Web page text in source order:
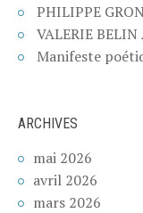
PHILIPPE
VALERIE
Manifeste
ARCHIVES
mai 2026
avril 2026
mars 2026